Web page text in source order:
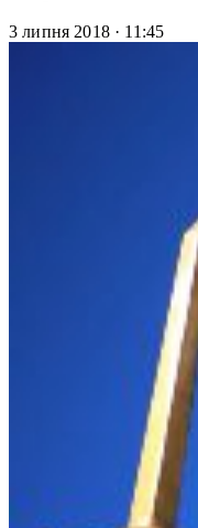
3 липня 2018 · 11:45